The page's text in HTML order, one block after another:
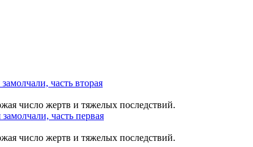
число жертв и тяжелых последствий.
число жертв и тяжелых последствий.